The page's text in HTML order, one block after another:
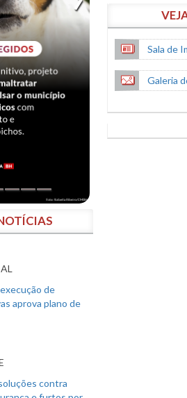
de
aprova plano de
contra
Sala de
Galeria